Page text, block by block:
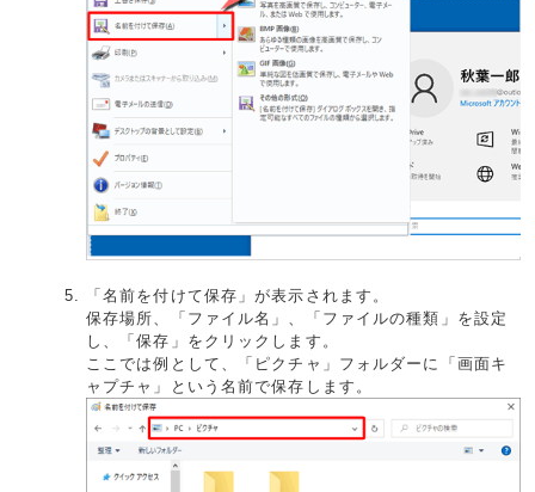
「名前を付けて保存」が表示されます。
保存場所、「ファイル名」、「ファイルの種類」を設定
し、「保存」をクリックします。
ここでは例として、「ピクチャ」フォルダーに「画面キ
ャプチャ」という名前で保存します。